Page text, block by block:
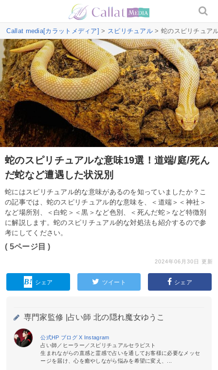
Callat media[カラットメディア] > スピリチュアル > 蛇のスピリチュア
蛇のスピリチュアルな意味19選！道端/庭/死ん
だ蛇など遭遇した状況別
蛇にはスピリチュアル的な意味があるのを知っていましたか？こ
の記事では、蛇のスピリチュアル的な意味を、＜道端＞＜神社＞
など場所別、＜白蛇＞＜黒＞など色別、＜死んだ蛇＞など特徴別
に解説します。蛇のスピリチュアル的な対処法も紹介するので参
考にしてください。
( 5ページ目 )
2024年06月30日 更新
シェア ツイート シェア
専門家監修 | 占い師 北の隠れ魔女ゆうこ
公式HP ブログX Instagram
占い師／ヒーラー／スピリチュアルセラピスト
生まれながらの直感と霊感で占いを通してお客様に必要なメッセ
ージを届け、心を癒やしながら悩みを希望に変え、...